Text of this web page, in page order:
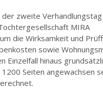
zweite
MIRA
die Wirksamkeit und
sowie
Einzelfall hinaus
Seiten angewachsen